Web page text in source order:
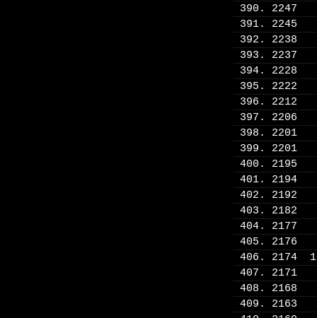
390. 2247
391. 2245
392. 2238
393. 2237
394. 2228
395. 2222
396. 2212
397. 2206
398. 2201
399. 2201
400. 2195
401. 2194
402. 2192
403. 2182
404. 2177
405. 2176
406. 2174
407. 2171
408. 2168
409. 2163